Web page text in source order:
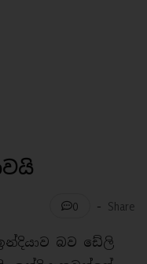
0 - Share
බව ඩේලි